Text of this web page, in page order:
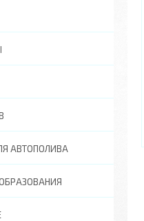
АВТОПОЛИВА